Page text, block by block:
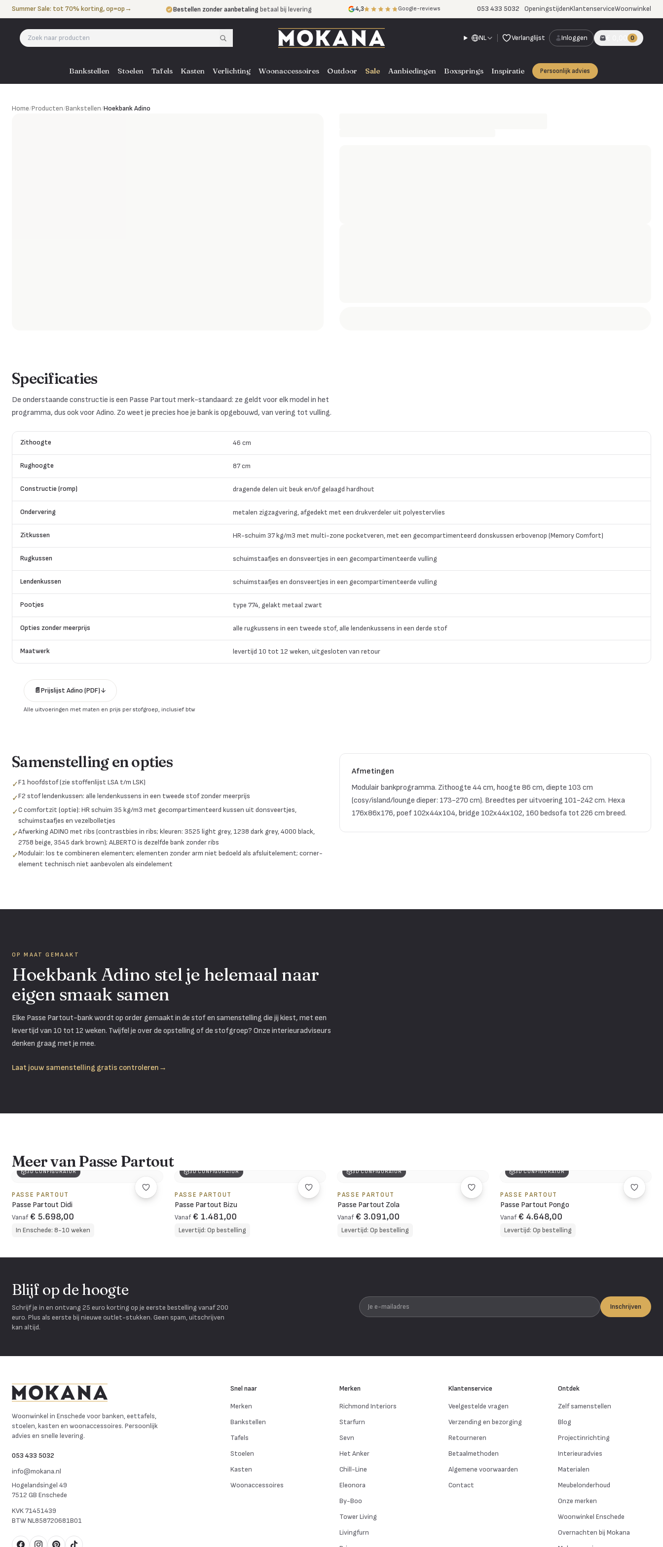
Naar de inhoud
Summer Sale: tot 70% korting, op=op→ Bestellen zonder aanbetaling betaal bij levering
Eigen bezorgdienst door heel NL, BE en DE
4,3 Google-reviews 053 433 5032 OpeningstijdenKlantenserviceWoonwinkel
NL Verlanglijst Inloggen € 0,00 0
Bankstellen Stoelen Tafels Kasten Verlichting Woonaccessoires Outdoor Sale Aanbiedingen Boxsprings Inspiratie Persoonlijk advies
Hoekbank Adino
Home/Producten/Bankstellen/Hoekbank Adino
Specificaties
De onderstaande constructie is een Passe Partout merk-standaard: ze geldt voor elk model in het
programma, dus ook voor Adino. Zo weet je precies hoe je bank is opgebouwd, van vering tot vulling.
Zithoogte 46 cm
Rughoogte 87 cm
Constructie (romp) dragende delen uit beuk en/of gelaagd hardhout
Ondervering metalen zigzagvering, afgedekt met een drukverdeler uit polyestervlies
Zitkussen HR-schuim 37 kg/m3 met multi-zone pocketveren, met een gecompartimenteerd donskussen erbovenop (Memory Comfort)
Rugkussen schuimstaafjes en donsveertjes in een gecompartimenteerde vulling
Lendenkussen schuimstaafjes en donsveertjes in een gecompartimenteerde vulling
Pootjes type 774, gelakt metaal zwart
Opties zonder meerprijs alle rugkussens in een tweede stof, alle lendenkussens in een derde stof
Maatwerk levertijd 10 tot 12 weken, uitgesloten van retour
📄 Prijslijst Adino(PDF)↓
Alle uitvoeringen met maten en prijs per stofgroep, inclusief btw
Samenstelling en opties
✓F1 hoofdstof (zie stoffenlijst LSA t/m LSK)
✓F2 stof lendenkussen: alle lendenkussens in een tweede stof zonder meerprijs
✓C comfortzit (optie): HR schuim 35 kg/m3 met gecompartimenteerd kussen uit donsveertjes,
schuimstaafjes en vezelbolletjes
✓Afwerking ADINO met ribs (contrastbies in ribs; kleuren: 3525 light grey, 1238 dark grey, 4000 black,
2758 beige, 3545 dark brown); ALBERTO is dezelfde bank zonder ribs
✓Modulair: los te combineren elementen; elementen zonder arm niet bedoeld als afsluitelement; corner-
element technisch niet aanbevolen als eindelement
Afmetingen
Modulair bankprogramma. Zithoogte 44 cm, hoogte 86 cm, diepte 103 cm
(cosy/island/lounge dieper: 173-270 cm). Breedtes per uitvoering 101-242 cm. Hexa
176x86x176, poef 102x44x104, bridge 102x44x102, 160 bedsofa tot 226 cm breed.
OP MAAT GEMAAKT
Hoekbank Adino stel je helemaal naar
eigen smaak samen
Elke Passe Partout-bank wordt op order gemaakt in de stof en samenstelling die jij kiest, met een
levertijd van 10 tot 12 weken. Twijfel je over de opstelling of de stofgroep? Onze interieuradviseurs
denken graag met je mee.
Laat jouw samenstelling gratis controleren →
Meer van Passe Partout
3D CONFIGURATOR
PASSE PARTOUT
Passe Partout Didi
Vanaf € 5.698,00
In Enschede: 8-10 weken
3D CONFIGURATOR
PASSE PARTOUT
Passe Partout Bizu
Vanaf € 1.481,00
Levertijd: Op bestelling
3D CONFIGURATOR
PASSE PARTOUT
Passe Partout Zola
Vanaf € 3.091,00
Levertijd: Op bestelling
3D CONFIGURATOR
PASSE PARTOUT
Passe Partout Pongo
Vanaf € 4.648,00
Levertijd: Op bestelling
Blijf op de hoogte
Schrijf je in en ontvang 25 euro korting op je eerste bestelling vanaf 200
euro. Plus als eerste bij nieuwe outlet-stukken. Geen spam, uitschrijven
kan altijd.
Je e-mailadres
Inschrijven
Woonwinkel in Enschede voor banken, eettafels,
stoelen, kasten en woonaccessoires. Persoonlijk
advies en snelle levering.
053 433 5032
info@mokana.nl
Hogelandsingel 49
7512 GB Enschede
KVK71451439
BTWNL858720681B01
Snel naar
Merken
Bankstellen
Tafels
Stoelen
Kasten
Woonaccessoires
Merken
Richmond Interiors
Starfurn
Sevn
Het Anker
Chill-Line
Eleonora
By-Boo
Tower Living
Livingfurn
Klantenservice
Veelgestelde vragen
Verzending en bezorging
Retourneren
Betaalmethoden
Algemene voorwaarden
Contact
Ontdek
Zelf samenstellen
Blog
Projectinrichting
Interieuradvies
Materialen
Meubelonderhoud
Onze merken
Woonwinkel Enschede
Overnachten bij Mokana